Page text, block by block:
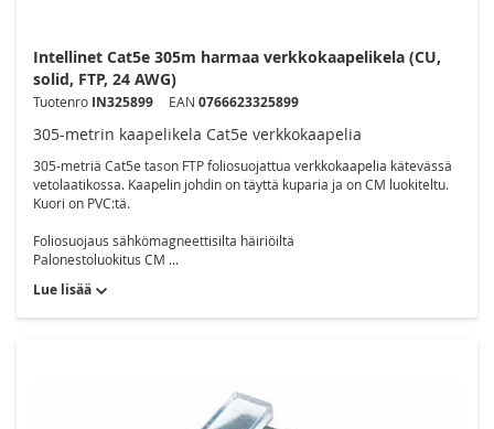
Intellinet Cat5e 305m harmaa verkkokaapelikela (CU,
solid, FTP, 24 AWG)
Tuotenro IN325899 EAN 0766623325899
305-metrin kaapelikela Cat5e verkkokaapelia
305-metriä Cat5e tason FTP foliosuojattua verkkokaapelia kätevässä
vetolaatikossa. Kaapelin johdin on täyttä kuparia ja on CM luokiteltu.
Kuori on PVC:tä.
Foliosuojaus sähkömagneettisilta häiriöiltä
Palonestoluokitus CM ...
Lue lisää